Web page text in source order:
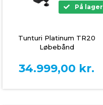
På lager
Tunturi Platinum TR20
Løbebånd
34.999,00 kr.